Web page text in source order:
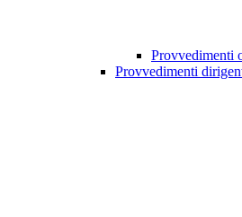
Provvedimenti
Provvedimenti